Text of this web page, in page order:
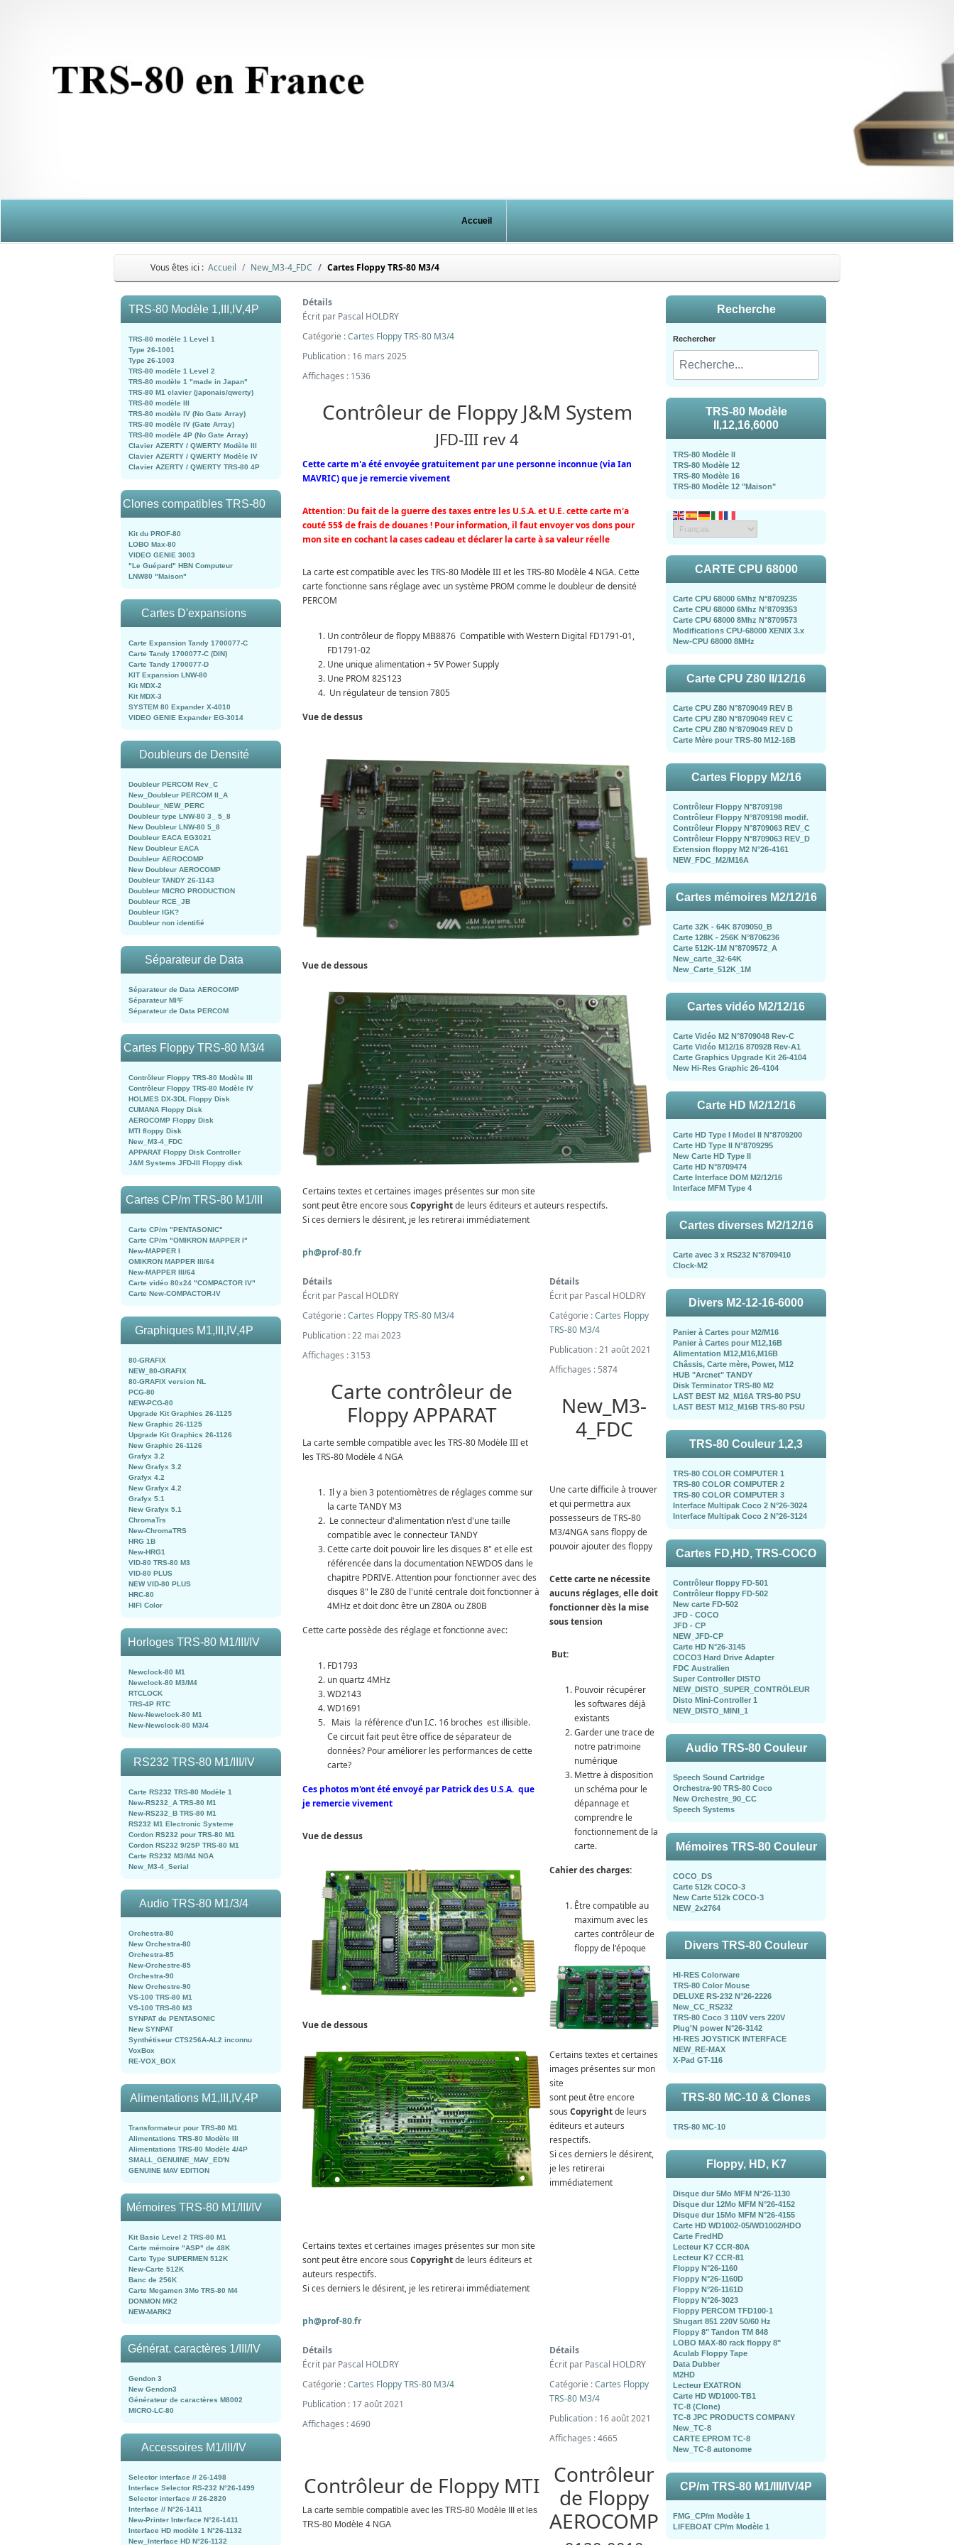
Accueil
Vous êtes ici : Accueil New_M3-4_FDC Cartes Floppy TRS-80 M3/4
TRS-80 Modèle 1,III,IV,4P
TRS-80 modèle 1 Level 1
Type 26-1001
Type 26-1003
TRS-80 modèle 1 Level 2
TRS-80 modèle 1 "made in Japan"
TRS-80 M1 clavier (japonais/qwerty)
TRS-80 modèle III
TRS-80 modèle IV (No Gate Array)
TRS-80 modèle IV (Gate Array)
TRS-80 modèle 4P (No Gate Array)
Clavier AZERTY / QWERTY Modèle III
Clavier AZERTY / QWERTY Modèle IV
Clavier AZERTY / QWERTY TRS-80 4P
Clones compatibles TRS-80
Kit du PROF-80
LOBO Max-80
VIDEO GENIE 3003
"Le Guépard" HBN Computeur
LNW80 "Maison"
Cartes D'expansions
Carte Expansion Tandy 1700077-C
Carte Tandy 1700077-C (DIN)
Carte Tandy 1700077-D
KIT Expansion LNW-80
Kit MDX-2
Kit MDX-3
SYSTEM 80 Expander X-4010
VIDEO GENIE Expander EG-3014
Doubleurs de Densité
Doubleur PERCOM Rev_C
New_Doubleur PERCOM II_A
Doubleur_NEW_PERC
Doubleur type LNW-80 3_ 5_8
New Doubleur LNW-80 5_8
Doubleur EACA EG3021
New Doubleur EACA
Doubleur AEROCOMP
New Doubleur AEROCOMP
Doubleur TANDY 26-1143
Doubleur MICRO PRODUCTION
Doubleur RCE_JB
Doubleur IGK?
Doubleur non identifié
Séparateur de Data
Séparateur de Data AEROCOMP
Séparateur MI²F
Séparateur de Data PERCOM
Cartes Floppy TRS-80 M3/4
Contrôleur Floppy TRS-80 Modèle III
Contrôleur Floppy TRS-80 Modèle IV
HOLMES DX-3DL Floppy Disk
CUMANA Floppy Disk
AEROCOMP Floppy Disk
MTI floppy Disk
New_M3-4_FDC
APPARAT Floppy Disk Controller
J&M Systems JFD-III Floppy disk
Cartes CP/m TRS-80 M1/III
Carte CP/m "PENTASONIC"
Carte CP/m "OMIKRON MAPPER I"
New-MAPPER I
OMIKRON MAPPER III/64
New-MAPPER III/64
Carte vidéo 80x24 "COMPACTOR IV"
Carte New-COMPACTOR-IV
Graphiques M1,III,IV,4P
80-GRAFIX
NEW_80-GRAFIX
80-GRAFIX version NL
PCG-80
NEW-PCG-80
Upgrade Kit Graphics 26-1125
New Graphic 26-1125
Upgrade Kit Graphics 26-1126
New Graphic 26-1126
Grafyx 3.2
New Grafyx 3.2
Grafyx 4.2
New Grafyx 4.2
Grafyx 5.1
New Grafyx 5.1
ChromaTrs
New-ChromaTRS
HRG 1B
New-HRG1
VID-80 TRS-80 M3
VID-80 PLUS
NEW VID-80 PLUS
HRC-80
HIFI Color
Horloges TRS-80 M1/III/IV
Newclock-80 M1
Newclock-80 M3/M4
RTCLOCK
TRS-4P RTC
New-Newclock-80 M1
New-Newclock-80 M3/4
RS232 TRS-80 M1/III/IV
Carte RS232 TRS-80 Modèle 1
New-RS232_A TRS-80 M1
New-RS232_B TRS-80 M1
RS232 M1 Electronic Systeme
Cordon RS232 pour TRS-80 M1
Cordon RS232 9/25P TRS-80 M1
Carte RS232 M3/M4 NGA
New_M3-4_Serial
Audio TRS-80 M1/3/4
Orchestra-80
New Orchestra-80
Orchestra-85
New-Orchestre-85
Orchestra-90
New Orchestre-90
VS-100 TRS-80 M1
VS-100 TRS-80 M3
SYNPAT de PENTASONIC
New SYNPAT
Synthétiseur CTS256A-AL2 inconnu
VoxBox
RE-VOX_BOX
Alimentations M1,III,IV,4P
Transformateur pour TRS-80 M1
Alimentations TRS-80 Modèle III
Alimentations TRS-80 Modèle 4/4P
SMALL_GENUINE_MAV_ED'N
GENUINE MAV EDITION
Mémoires TRS-80 M1/III/IV
Kit Basic Level 2 TRS-80 M1
Carte mémoire "ASP" de 48K
Carte Type SUPERMEN 512K
New-Carte 512K
Banc de 256K
Carte Megamen 3Mo TRS-80 M4
DONMON MK2
NEW-MARK2
Générat. caractères 1/III/IV
Gendon 3
New Gendon3
Générateur de caractères M8002
MICRO-LC-80
Accessoires M1/III/IV
Selector interface // 26-1498
Interface Selector RS-232 N°26-1499
Selector interface // 26-2820
Interface // N°26-1411
New-Printer Interface N°26-1411
Interface HD modèle 1 N°26-1132
New_Interface HD N°26-1132
Détails
Écrit par Pascal HOLDRY
Catégorie :Cartes Floppy TRS-80 M3/4
Publication : 16 mars 2025
Affichages : 1536
Contrôleur de Floppy J&M System
JFD-III rev 4
Cette carte m'a été envoyée gratuitement par une personne inconnue (via Ian
MAVRIC) que je remercie vivement
Attention: Du fait de la guerre des taxes entre les U.S.A. et U.E. cette carte m'a
couté 55$ de frais de douanes ! Pour information, il faut envoyer vos dons pour
mon site en cochant la cases cadeau et déclarer la carte à sa valeur réelle
La carte est compatible avec les TRS-80 Modèle III et les TRS-80 Modèle 4 NGA. Cette
carte fonctionne sans réglage avec un système PROM comme le doubleur de densité
PERCOM
Un contrôleur de floppy MB8876 Compatible with Western Digital FD1791-01,
FD1791-02
Une unique alimentation + 5V Power Supply
Une PROM 82S123
Un régulateur de tension 7805
Vue de dessus
Vue de dessous
Certains textes et certaines images présentes sur mon site
sont peut être encore sous Copyrightde leurs éditeurs et auteurs respectifs.
Si ces derniers le désirent, je les retirerai immédiatement
ph@prof-80.fr
Détails
Écrit par Pascal HOLDRY
Catégorie :Cartes Floppy TRS-80 M3/4
Publication : 22 mai 2023
Affichages : 3153
Carte contrôleur de
Floppy APPARAT
La carte semble compatible avec les TRS-80 Modèle III et
les TRS-80 Modèle 4 NGA
Il y a bien 3 potentiomètres de réglages comme sur
la carte TANDY M3
Le connecteur d'alimentation n'est d'une taille
compatible avec le connecteur TANDY
Cette carte doit pouvoir lire les disques 8" et elle est
référencée dans la documentation NEWDOS dans le
chapitre PDRIVE. Attention pour fonctionner avec des
disques 8" le Z80 de l'unité centrale doit fonctionner à
4MHz et doit donc être un Z80A ou Z80B
Cette carte possède des réglage et fonctionne avec:
FD1793
un quartz 4MHz
WD2143
WD1691
Mais la référence d'un I.C. 16 broches est illisible.
Ce circuit fait peut être office de séparateur de
données? Pour améliorer les performances de cette
carte?
Ces photos m'ont été envoyé par Patrickdes U.S.A. que
je remercie vivement
Vue de dessus
Vue de dessous
Certains textes et certaines images présentes sur mon site
sont peut être encore sous Copyrightde leurs éditeurs et
auteurs respectifs.
Si ces derniers le désirent, je les retirerai immédiatement
ph@prof-80.fr
Détails
Écrit par Pascal HOLDRY
Catégorie :Cartes Floppy
TRS-80 M3/4
Publication : 21 août 2021
Affichages : 5874
New_M3-
4_FDC
Une carte difficile à trouver
et qui permettra aux
possesseurs de TRS-80
M3/4NGA sans floppy de
pouvoir ajouter des floppy
Cette carte ne nécessite
aucuns réglages, elle doit
fonctionner dès la mise
sous tension
But:
Pouvoir récupérer
les softwares déjà
existants
Garder une trace de
notre patrimoine
numérique
Mettre à disposition
un schéma pour le
dépannage et
comprendre le
fonctionnement de la
carte.
Cahier des charges:
Être compatible au
maximum avec les
cartes contrôleur de
floppy de l'époque
Certains textes et certaines
images présentes sur mon
site
sont peut être encore
sous Copyrightde leurs
éditeurs et auteurs
respectifs.
Si ces derniers le désirent,
je les retirerai
immédiatement
Détails
Écrit par Pascal HOLDRY
Catégorie :Cartes Floppy TRS-80 M3/4
Publication : 17 août 2021
Affichages : 4690
Contrôleur de Floppy MTI
La carte semble compatible avec les TRS-80 Modèle III et les
TRS-80 Modèle 4 NGA
Détails
Écrit par Pascal HOLDRY
Catégorie :Cartes Floppy
TRS-80 M3/4
Publication : 16 août 2021
Affichages : 4665
Contrôleur
de Floppy
AEROCOMP
Recherche
Rechercher
TRS-80 Modèle
II,12,16,6000
TRS-80 Modèle II
TRS-80 Modèle 12
TRS-80 Modèle 16
TRS-80 Modèle 12 "Maison"
CARTE CPU 68000
Carte CPU 68000 6Mhz N°8709235
Carte CPU 68000 6Mhz N°8709353
Carte CPU 68000 8Mhz N°8709573
Modifications CPU-68000 XENIX 3.x
New-CPU 68000 8MHz
Carte CPU Z80 II/12/16
Carte CPU Z80 N°8709049 REV B
Carte CPU Z80 N°8709049 REV C
Carte CPU Z80 N°8709049 REV D
Carte Mère pour TRS-80 M12-16B
Cartes Floppy M2/16
Contrôleur Floppy N°8709198
Contrôleur Floppy N°8709198 modif.
Contrôleur Floppy N°8709063 REV_C
Contrôleur Floppy N°8709063 REV_D
Extension floppy M2 N°26-4161
NEW_FDC_M2/M16A
Cartes mémoires M2/12/16
Carte 32K - 64K 8709050_B
Carte 128K - 256K N°8706236
Carte 512K-1M N°8709572_A
New_carte_32-64K
New_Carte_512K_1M
Cartes vidéo M2/12/16
Carte Vidéo M2 N°8709048 Rev-C
Carte Vidéo M12/16 870928 Rev-A1
Carte Graphics Upgrade Kit 26-4104
New Hi-Res Graphic 26-4104
Carte HD M2/12/16
Carte HD Type I Model II N°8709200
Carte HD Type II N°8709295
New Carte HD Type II
Carte HD N°8709474
Carte Interface DOM M2/12/16
Interface MFM Type 4
Cartes diverses M2/12/16
Carte avec 3 x RS232 N°8709410
Clock-M2
Divers M2-12-16-6000
Panier à Cartes pour M2/M16
Panier à Cartes pour M12,16B
Alimentation M12,M16,M16B
Châssis, Carte mère, Power, M12
HUB "Arcnet" TANDY
Disk Terminator TRS-80 M2
LAST BEST M2_M16A TRS-80 PSU
LAST BEST M12_M16B TRS-80 PSU
TRS-80 Couleur 1,2,3
TRS-80 COLOR COMPUTER 1
TRS-80 COLOR COMPUTER 2
TRS-80 COLOR COMPUTER 3
Interface Multipak Coco 2 N°26-3024
Interface Multipak Coco 2 N°26-3124
Cartes FD,HD, TRS-COCO
Contrôleur floppy FD-501
Contrôleur floppy FD-502
New carte FD-502
JFD - COCO
JFD - CP
NEW_JFD-CP
Carte HD N°26-3145
COCO3 Hard Drive Adapter
FDC Australien
Super Controller DISTO
NEW_DISTO_SUPER_CONTRÖLEUR
Disto Mini-Controller 1
NEW_DISTO_MINI_1
Audio TRS-80 Couleur
Speech Sound Cartridge
Orchestra-90 TRS-80 Coco
New Orchestre_90_CC
Speech Systems
Mémoires TRS-80 Couleur
COCO_DS
Carte 512k COCO-3
New Carte 512k COCO-3
NEW_2x2764
Divers TRS-80 Couleur
HI-RES Colorware
TRS-80 Color Mouse
DELUXE RS-232 N°26-2226
New_CC_RS232
TRS-80 Coco 3 110V vers 220V
Plug'N power N°26-3142
HI-RES JOYSTICK INTERFACE
NEW_RE-MAX
X-Pad GT-116
TRS-80 MC-10 & Clones
TRS-80 MC-10
Floppy, HD, K7
Disque dur 5Mo MFM N°26-1130
Disque dur 12Mo MFM N°26-4152
Disque dur 15Mo MFM N°26-4155
Carte HD WD1002-05/WD1002/HDO
Carte FredHD
Lecteur K7 CCR-80A
Lecteur K7 CCR-81
Floppy N°26-1160
Floppy N°26-1160D
Floppy N°26-1161D
Floppy N°26-3023
Floppy PERCOM TFD100-1
Shugart 851 220V 50/60 Hz
Floppy 8" Tandon TM 848
LOBO MAX-80 rack floppy 8"
Aculab Floppy Tape
Data Dubber
M2HD
Lecteur EXATRON
Carte HD WD1000-TB1
TC-8 (Clone)
TC-8 JPC PRODUCTS COMPANY
New_TC-8
CARTE EPROM TC-8
New_TC-8 autonome
CP/m TRS-80 M1/III/IV/4P
FMG_CP/m Modèle 1
LIFEBOAT CP/m Modèle 1